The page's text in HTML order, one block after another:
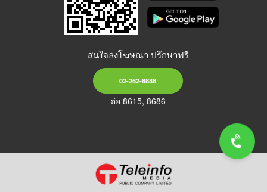
สนใจลงโฆษณา ปรึกษาฟรี
02-262-8888
ต่อ 8615, 8686